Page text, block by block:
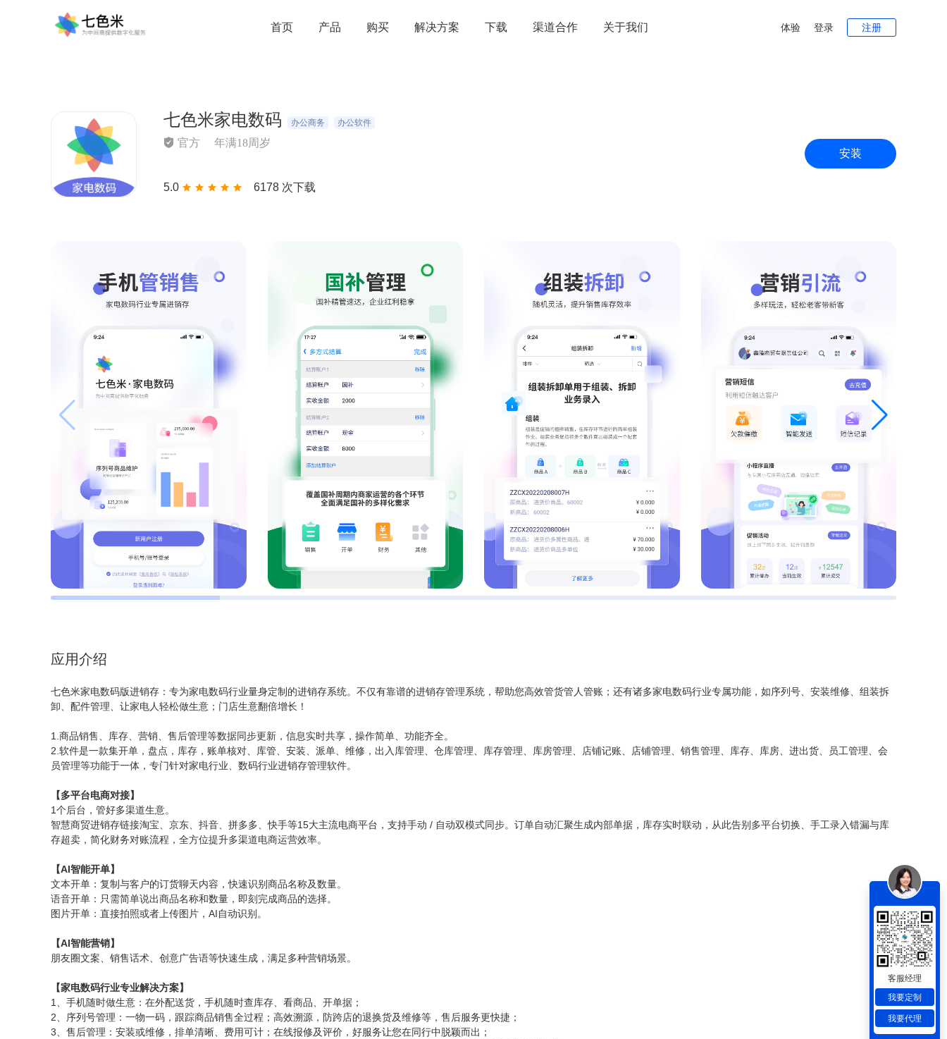
首页 产品 购买 解决方案 下载 渠道合作 关于我们 体验 登录 注册
七色米家电数码 办公商务 办公软件
官方 年满18周岁
5.0 6178 次下载
安装
应用介绍
七色米家电数码版进销存：专为家电数码行业量身定制的进销存系统。不仅有靠谱的进销存管理系统，帮助您高效管货管人管账；还有诸多家电数码行业专属功能，如序列号、安装维修、组装拆
卸、配件管理、让家电人轻松做生意；门店生意翻倍增长！
1.商品销售、库存、营销、售后管理等数据同步更新，信息实时共享，操作简单、功能齐全。
2.软件是一款集开单，盘点，库存，账单核对、库管、安装、派单、维修，出入库管理、仓库管理、库存管理、库房管理、店铺记账、店铺管理、销售管理、库存、库房、进出货、员工管理、会
员管理等功能于一体，专门针对家电行业、数码行业进销存管理软件。
【多平台电商对接】
1个后台，管好多渠道生意。
智慧商贸进销存链接淘宝、京东、抖音、拼多多、快手等15大主流电商平台，支持手动 / 自动双模式同步。订单自动汇聚生成内部单据，库存实时联动，从此告别多平台切换、手工录入错漏与库
存超卖，简化财务对账流程，全方位提升多渠道电商运营效率。
【AI智能开单】
文本开单：复制与客户的订货聊天内容，快速识别商品名称及数量。
语音开单：只需简单说出商品名称和数量，即刻完成商品的选择。
图片开单：直接拍照或者上传图片，AI自动识别。
【AI智能营销】
朋友圈文案、销售话术、创意广告语等快速生成，满足多种营销场景。
【家电数码行业专业解决方案】
1、手机随时做生意：在外配送货，手机随时查库存、看商品、开单据；
2、序列号管理：一物一码，跟踪商品销售全过程；高效溯源，防跨店的退换货及维修等，售后服务更快捷；
3、售后管理：安装或维修，排单清晰、费用可计；在线报修及评价，好服务让您在同行中脱颖而出；
客服经理
我要定制
我要代理